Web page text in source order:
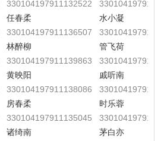
330104197911132522
任春柔
330104197911136507
水小凝
林醉柳
330104197911139863
管飞荷
黄映阳
330104197911138086
戚听南
房春柔
330104197911135045
时乐蓉
诸绮南
茅白亦